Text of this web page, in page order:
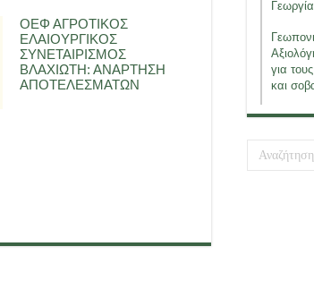
ΟΕΦ ΑΓΡΟΤΙΚΟΣ
ΕΛΑΙΟΥΡΓΙΚΟΣ
ΣΥΝΕΤΑΙΡΙΣΜΟΣ
ΒΛΑΧΙΩΤΗ: ΑΝΑΡΤΗΣΗ
ΑΠΟΤΕΛΕΣΜΑΤΩΝ
για
και